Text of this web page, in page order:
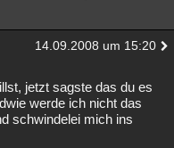
14.09.2008 um 15:20
jetzt sagste das du es
werde ich nicht das
schwindelei mich ins